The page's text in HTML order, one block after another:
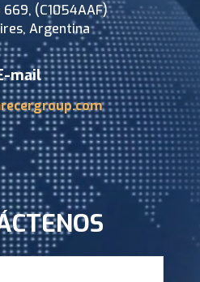
669, (C1054AAF)
Argentina
mail